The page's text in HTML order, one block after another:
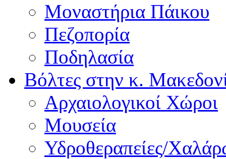
Μοναστήρια Πάικου
Πεζοπορία
Ποδηλασία
Βόλτες στην κ.
Αρχαιολογικοί Χώροι
Μουσεία
Υδροθεραπείες/